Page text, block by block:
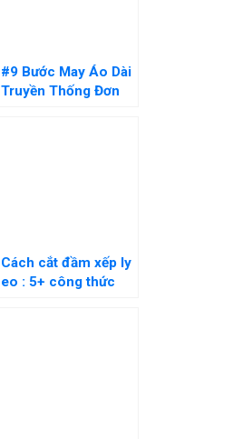
#9 Bước May Áo Dài
Truyền Thống Đơn
Cách cắt đầm xếp ly
eo : 5+ công thức